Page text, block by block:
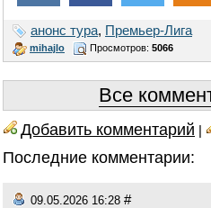
анонс тура, Премьер-Лига
mihajlo Просмотров: 5066
Все
Добавить комментарий |
Последние комментарии:
09.05.2026 16:28 #